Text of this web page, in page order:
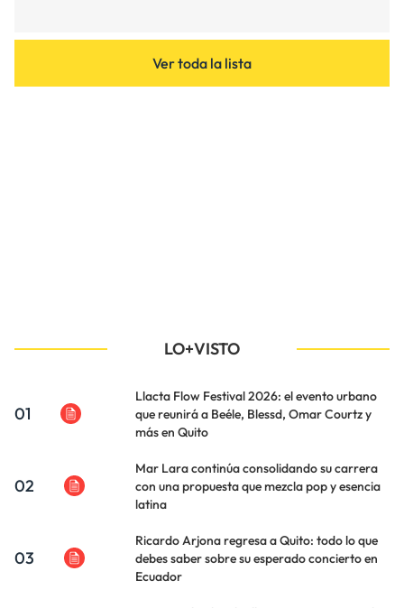
Ver toda la lista
LO+VISTO
01
Llacta Flow Festival 2026: el evento urbano
que reunirá a Beéle, Blessd, Omar Courtz y
más en Quito
02
Mar Lara continúa consolidando su carrera
con una propuesta que mezcla pop y esencia
latina
03
Ricardo Arjona regresa a Quito: todo lo que
debes saber sobre su esperado concierto en
Ecuador